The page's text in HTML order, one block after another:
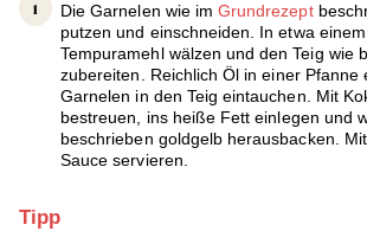
Die Garnelen wie imGrundrezept
putzen und einschneiden. In etwa
Tempuramehl wälzen und den Teig wie
zubereiten. Reichlich Öl in einer Pfanne
Garnelen in den Teig eintauchen. Mit
bestreuen, ins heiße Fett einlegen und
beschrieben goldgelb herausbacken.
Sauce servieren.
Tipp